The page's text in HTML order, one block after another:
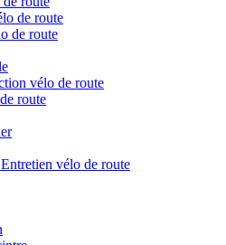
de route
de route
vélo de route
route
vélo de route